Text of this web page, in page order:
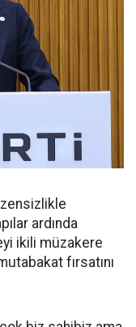
ardında
ikili müzakere
fırsatını